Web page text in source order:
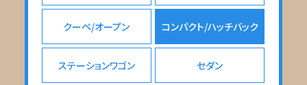
クーペ/オープン コンパクト/ハッチバック
ステーションワゴン セダン